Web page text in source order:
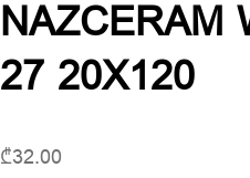
NAZCERAM
27 20X120
₾32.00